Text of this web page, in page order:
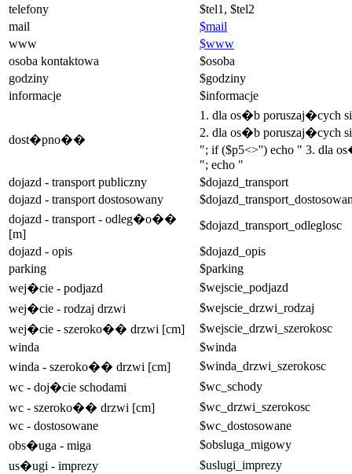
telefony
$tel1, $tel2
mail
$mail
www
$www
osoba kontaktowa
$osoba
godziny
$godziny
informacje
$informacje
dost�pno��
1. dla os�b poruszaj�cych
2. dla os�b poruszaj�cych
"; if ($p5<>'') echo " 3. dla
"; echo "
dojazd - transport publiczny
$dojazd_transport
dojazd - transport dostosowany
dojazd - transport - odleg�o��
[m]
$dojazd_transport_odleglosc
dojazd - opis
$dojazd_opis
parking
$parking
wej�cie - podjazd
$wejscie_podjazd
wej�cie - rodzaj drzwi
$wejscie_drzwi_rodzaj
wej�cie - szeroko�� drzwi [cm]
$wejscie_drzwi_szerokosc
winda
$winda
winda - szeroko�� drzwi [cm]
$winda_drzwi_szerokosc
wc - doj�cie schodami
$wc_schody
wc - szeroko�� drzwi [cm]
$wc_drzwi_szerokosc
wc - dostosowane
$wc_dostosowane
obs�uga - miga
$obsluga_migowy
us�ugi - imprezy
$uslugi_imprezy